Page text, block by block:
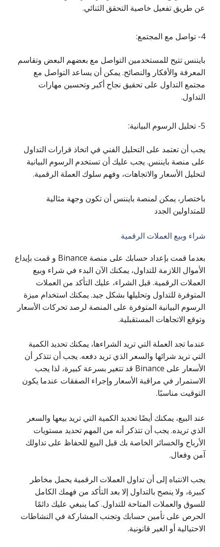
عن طريق تفعيل خاصية التحقق الثنائي.
4- تواصل مع المجتمع:
بايننس تتيح للمستخدمين التواصل مع بعضهم البعض وتقاسم
المعرفة والأفكار والنصائح. يمكن أن يساعد التواصل مع
مجتمع التداول على تحقيق نجاح أكبر وتحسين مهارات
التداول.
5- تحليل الرسوم البيانية:
يجب أن تعتمد على التحليل الفني في اتخاذ قرارات التداول
على منصة بايننس. يجب عليك أن تستخدم الرسوم البيانية
لتحليل الأسعار والاتجاهات، وفهم سلوك العملة الرقمية.
باختصار، يمكن لمنصة بايننس أن تكون وجهة مثالية
للمتداولين الجدد
شراء وبيع العملات الرقمية
بعدما قمت بإعداد حسابك على منصة Binance و قمت بإيداع
الأموال اللازمة للتداول، يمكنك الآن البدء في شراء وبيع
العملات الرقمية. قبل الشراء، عليك التأكد من العملات
المتوفرة للتداول وتحليلها بشكل جيد. يمكنك استخدام ميزة
الرسوم البيانية المتوفرة على المنصة لرصد تحركات الأسعار
وتوقع الاتجاهات المستقبلية.
عندما تجد العملة التي تريد الشراءها، يمكنك تحديد الكمية
التي تريد شرائها والسعر الذي تريد دفعه. يجب أن تتذكر أن
الأسعار على Binance قد تتغير بسرعة كبيرة، لذا يجب
الاستمرار في مراقبة الأسعار وإجراء الصفقات عندما يكون
التوقيت مناسبًا.
عند البيع، يمكنك أيضًا تحديد الكمية التي تريد بيعها والسعر
الذي تريده. يجب أن تتذكر أنه من المهم تحديد مستويات
الأرباح والخسائر الخاصة بك قبل البيع للحفاظ على تداولك
آمن وفعال.
يجب الانتباه إلى أن تداول العملات الرقمية يحمل مخاطر
كبيرة، ولا ينصح بالتداول إلا بعد التأكد من فهمك الكامل
للسوق والعملات المتاحة للتداول. كما ينبغي عليك دائمًا
الحرص على تأمين حسابك وتجنب المشاركة في النشاطات
الاحتيالية أو الغير قانونية.